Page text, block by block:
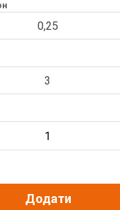
0,25
3
Додати